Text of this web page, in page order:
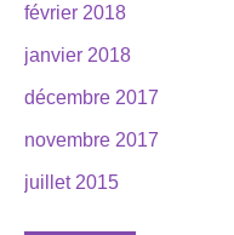
février 2018
janvier 2018
décembre 2017
novembre 2017
juillet 2015